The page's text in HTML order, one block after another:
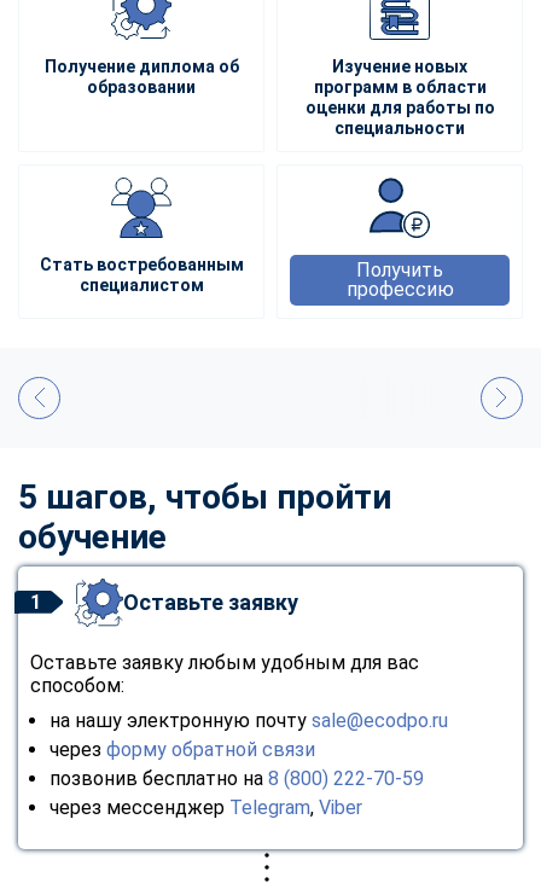
Получение диплома об
образовании
Изучение новых
программ в области
оценки для работы по
специальности
Стать востребованным
специалистом
Получить
профессию
5 шагов, чтобы пройти
обучение
1 Оставьте заявку
Оставьте заявку любым удобным для вас
способом:
на нашу электронную почту sale@ecodpo.ru
через форму обратной связи
позвонив бесплатно на 8 (800) 222-70-59
через мессенджер Telegram, Viber